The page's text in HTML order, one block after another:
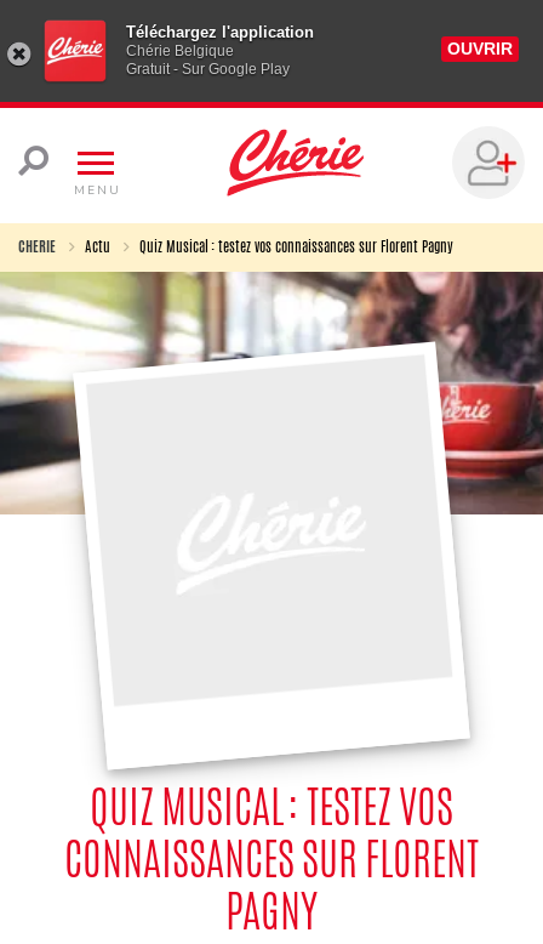
Téléchargez l'application
Chérie Belgique
Gratuit - Sur Google Play
OUVRIR
MENU
CHERIE Actu Quiz Musical : testez vos connaissances sur Florent Pagny
QUIZ MUSICAL : TESTEZ VOS
CONNAISSANCES SUR FLORENT
PAGNY